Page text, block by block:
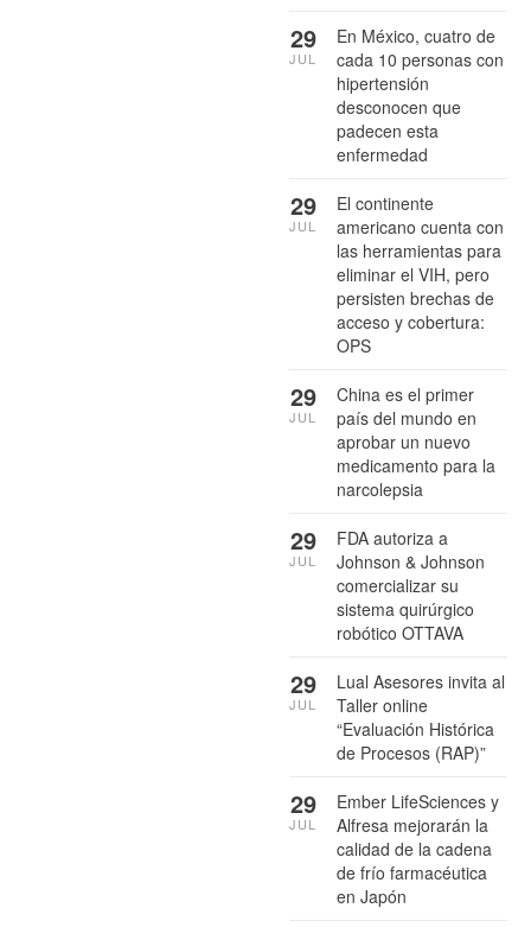
En México, cuatro de
cada 10 personas con
hipertensión
desconocen que
padecen esta
enfermedad
29
JUL
El continente
americano cuenta con
las herramientas para
eliminar el VIH, pero
persisten brechas de
acceso y cobertura:
OPS
29
JUL
China es el primer
país del mundo en
aprobar un nuevo
medicamento para la
narcolepsia
29
JUL
FDA autoriza a
Johnson & Johnson
comercializar su
sistema quirúrgico
robótico OTTAVA
29
JUL
Lual Asesores invita al
Taller online
“Evaluación Histórica
de Procesos (RAP)”
29
JUL
Ember LifeSciences y
Alfresa mejorarán la
calidad de la cadena
de frío farmacéutica
en Japón
29
JUL